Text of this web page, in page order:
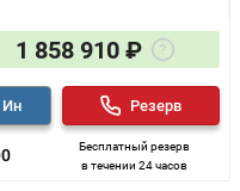
1 858 910 ₽
Ин
Бесплатный резерв
в течении 24 часов
Резерв